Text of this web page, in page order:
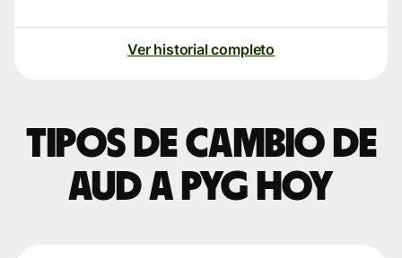
Ver historial completo
Tipos de cambio de
AUD a PYG hoy